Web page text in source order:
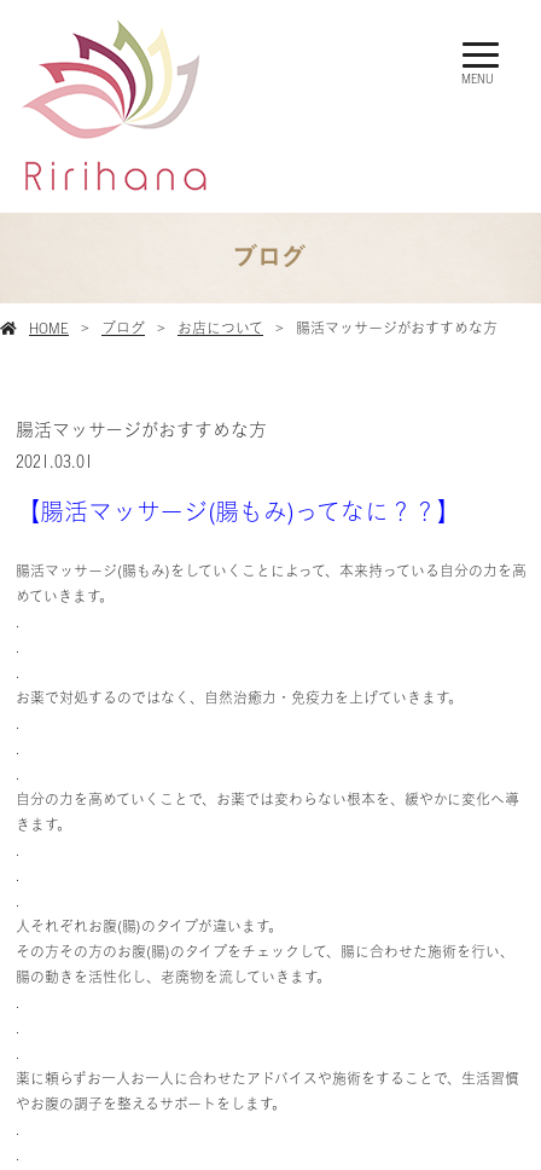
MENU
ブログ
HOME ブログ お店について 腸活マッサージがおすすめな方
腸活マッサージがおすすめな方
2021.03.01
【腸活マッサージ(腸もみ)ってなに？？】
腸活マッサージ(腸もみ)をしていくことによって、本来持っている自分の力を高
めていきます。
.
.
.
お薬で対処するのではなく、自然治癒力・免疫力を上げていきます。
.
.
.
自分の力を高めていくことで、お薬では変わらない根本を、緩やかに変化へ導
きます。
.
.
.
人それぞれお腹(腸)のタイプが違います。
その方その方のお腹(腸)のタイプをチェックして、腸に合わせた施術を行い、
腸の動きを活性化し、老廃物を流していきます。
.
.
.
薬に頼らずお一人お一人に合わせたアドバイスや施術をすることで、生活習慣
やお腹の調子を整えるサポートをします。
.
.